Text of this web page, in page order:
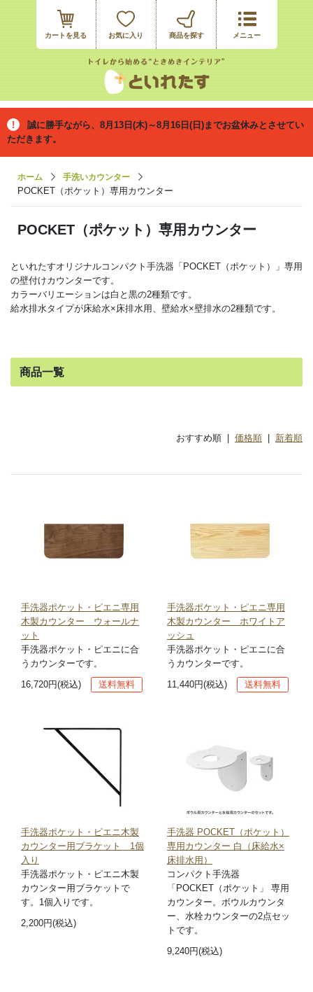
カートを見る お気に入り
誠に勝手ながら、8月13日(木)～8月16日(日)までお盆休みとさせてい
ただきます。
ホーム 手洗いカウンター
POCKET（ポケット）専用カウンター
POCKET（ポケット）専用カウンター
といれたすオリジナルコンパクト手洗器「POCKET（ポケット）」専用
の壁付けカウンターです。
カラーバリエーションは白と黒の2種類です。
給水排水タイプが床給水×床排水用、壁給水×壁排水の2種類です。
商品一覧
おすすめ順 | 価格順 新着順
手洗器ポケット・ピエニ専用
木製カウンター ウォールナ
ット
手洗器ポケット・ピエニに合
うカウンターです。
16,720円(税込)
送料無料
手洗器ポケット・ピエニ専用
木製カウンター ホワイトア
ッシュ
手洗器ポケット・ピエニに合
うカウンターです。
11,440円(税込)
送料無料
手洗器ポケット・ピエニ木製
カウンター用ブラケット 1個
入り
手洗器ポケット・ピエニ木製
カウンター用ブラケットで
す。1個入りです。
2,200円(税込)
手洗器 POCKET（ポケット）
専用カウンター 白（床給水×
床排水用）
コンパクト手洗器
「POCKET（ポケット」 専用
カウンター。ボウルカウンタ
ー、水栓カウンターの2点セッ
トです。
9,240円(税込)